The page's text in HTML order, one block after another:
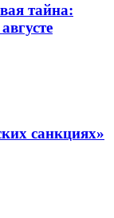
тайна:
санкциях»